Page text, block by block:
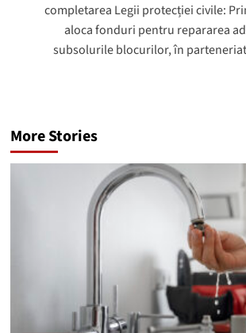
completarea Legii protecției civile:
aloca fonduri pentru repararea
subsolurile blocurilor, în
More Stories